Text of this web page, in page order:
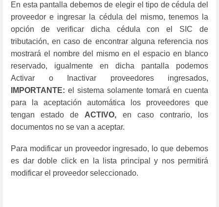
En esta pantalla debemos de elegir el tipo de cédula del
proveedor e ingresar la cédula del mismo, tenemos la
opción de verificar dicha cédula con el SIC de
tributación, en caso de encontrar alguna referencia nos
mostrará el nombre del mismo en el espacio en blanco
reservado, igualmente en dicha pantalla podemos
Activar o Inactivar proveedores ingresados,
IMPORTANTE: el sistema solamente tomará en cuenta
para la aceptación automática los proveedores que
tengan estado de ACTIVO, en caso contrario, los
documentos no se van a aceptar.
Para modificar un proveedor ingresado, lo que debemos
es dar doble click en la lista principal y nos permitirá
modificar el proveedor seleccionado.